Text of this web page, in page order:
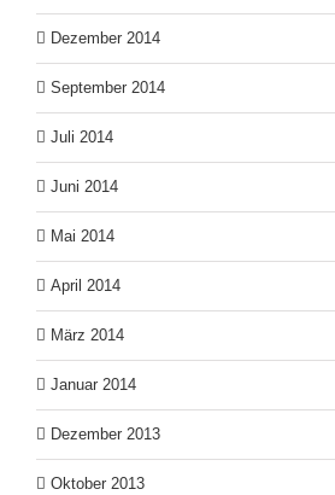
Dezember 2014
September 2014
Juli 2014
Juni 2014
Mai 2014
April 2014
März 2014
Januar 2014
Dezember 2013
Oktober 2013